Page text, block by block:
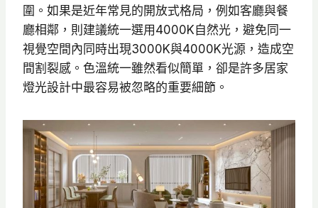
圍。如果是近年常見的開放式格局，例如客廳與餐
廳相鄰，則建議統一選用4000K自然光，避免同一
視覺空間內同時出現3000K與4000K光源，造成空
間割裂感。色溫統一雖然看似簡單，卻是許多居家
燈光設計中最容易被忽略的重要細節。